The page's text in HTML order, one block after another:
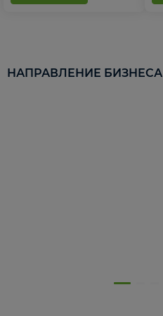
НАПРАВЛЕНИЕ БИЗНЕСА